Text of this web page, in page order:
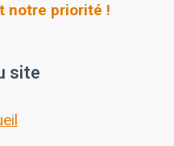
notre priorité !
site